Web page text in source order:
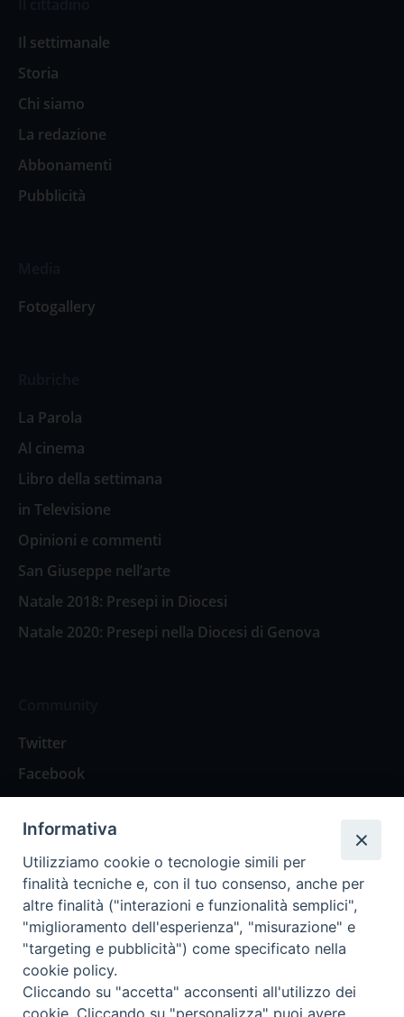
Il settimanale
Storia
Chi siamo
La redazione
Abbonamenti
Pubblicità
Fotogallery
La Parola
Al cinema
Libro della settimana
in Televisione
Opinioni e commenti
San Giuseppe nell’arte
Natale 2018: Presepi in Diocesi
Natale 2020: Presepi nella Diocesi di Genova
Twitter
Facebook
Spazio Lettori
Eventi
Eventi diocesani
Informativa
Utilizziamo cookie o tecnologie simili per
finalità tecniche e, con il tuo consenso, anche per
altre finalità ("interazioni e funzionalità semplici",
"miglioramento dell'esperienza", "misurazione" e
"targeting e pubblicità") come specificato nella
cookie policy.
Cliccando su "accetta" acconsenti all'utilizzo dei